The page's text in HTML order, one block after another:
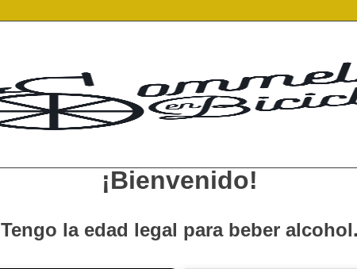
¡Bienvenido!
Tengo la edad legal para beber